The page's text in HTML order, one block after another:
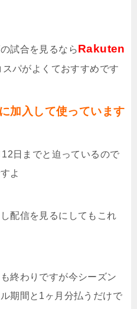
試合を見るならRakuten
スパがよくておすすめです
加入して使っています
日までと迫っているので
よ
配信を見るにしてもこれ
終わりですが今シーズン
期間と1ヶ月分払うだけで